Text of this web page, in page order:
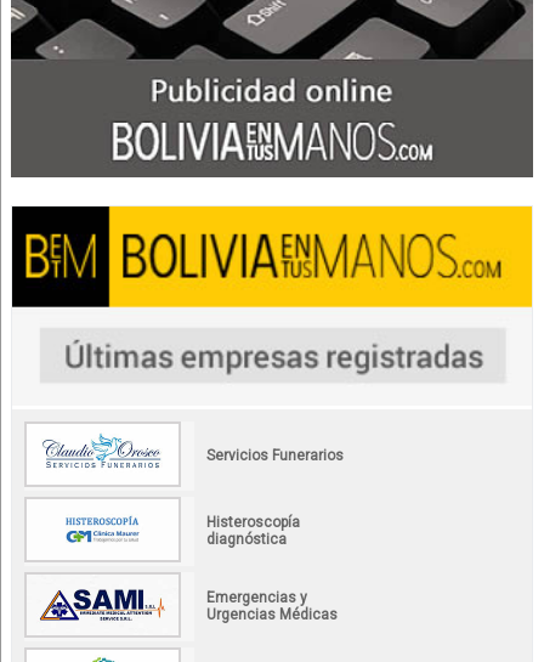
Servicios Funerarios
Histeroscopía
diagnóstica
Emergencias y
Urgencias Médicas